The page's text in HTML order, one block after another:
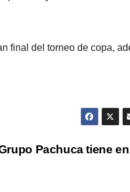
final del torneo de copa,
Pachuca tiene